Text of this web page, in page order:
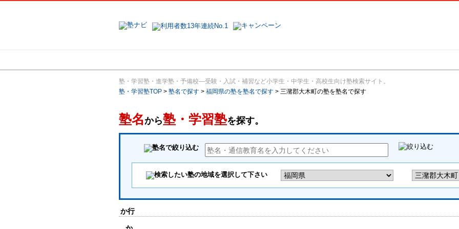
塾・学習塾・進学塾・予備校―受験・入試・補習など小学生・中学生・高校生向け塾検索サイト。
塾・学習塾TOP > 塾名で探す > 福岡県の塾を塾名で探す > 三潴郡大木町の塾を塾名で探す
塾名から塾・学習塾を探す。
か行